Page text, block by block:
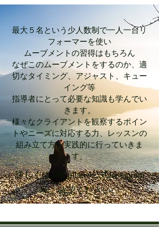
最大５名という少人数制で一人一台リ
フォーマーを使い
ムーブメントの習得はもちろん​
なぜこのムーブメントをするのか、適
切なタイミング、アジャスト、キュー
イング等
指導者にとって必要な知識も学んでい
きます。
様々なクライアントを観察するポイン
トや​ニーズに対応する力、レッスンの
組み立て方も実践的に行っていきま
す。
​詳しくは360°pilates公式Instagram
をご確認ください。